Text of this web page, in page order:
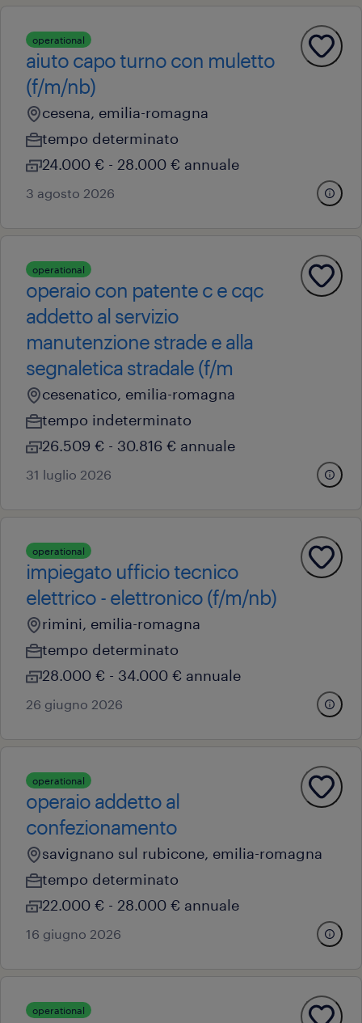
operational
aiuto capo turno con muletto
(f/m/nb)
cesena, emilia-romagna
tempo determinato
24.000 € - 28.000 € annuale
3 agosto 2026
operational
operaio con patente c e cqc
addetto al servizio
manutenzione strade e alla
segnaletica stradale (f/m
cesenatico, emilia-romagna
tempo indeterminato
26.509 € - 30.816 € annuale
31 luglio 2026
operational
impiegato ufficio tecnico
elettrico - elettronico (f/m/nb)
rimini, emilia-romagna
tempo determinato
28.000 € - 34.000 € annuale
26 giugno 2026
operational
operaio addetto al
confezionamento
savignano sul rubicone, emilia-romagna
tempo determinato
22.000 € - 28.000 € annuale
16 giugno 2026
operational